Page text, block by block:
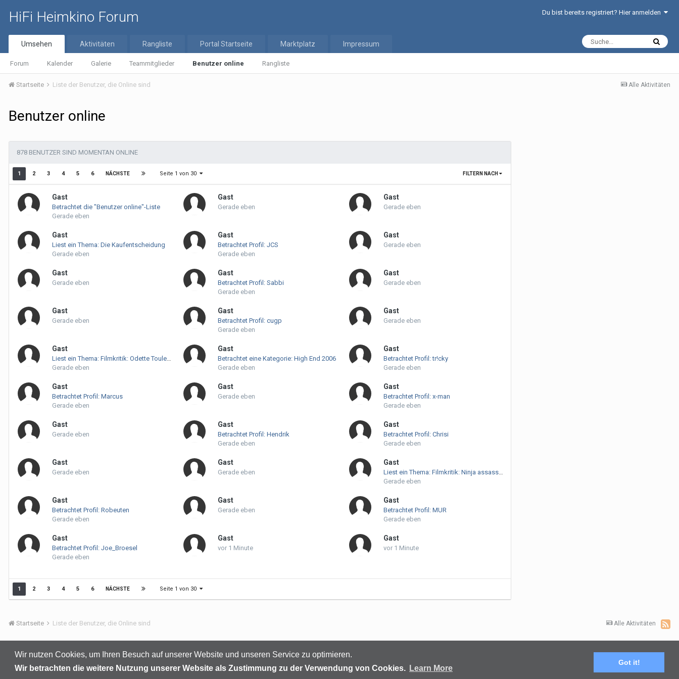
Wir nutzen Cookies, um Ihren Besuch auf unserer Website und unseren Service zu optimieren.
Wir betrachten die weitere Nutzung unserer Website als Zustimmung zu der Verwendung von Cookies. Learn More
Got it!
HiFi Heimkino Forum Du bist bereits registriert? Hier anmelden
Umsehen
Forum Kalender Galerie Teammitglieder Benutzer online Rangliste
Aktivitäten Rangliste Portal Startseite Marktplatz Impressum
Alle Aktivitäten
Startseite Liste der Benutzer, die Online sind
Benutzer online
878 BENUTZER SIND MOMENTAN ONLINE
FILTERN NACH
1 2 3 4 5 6 NÄCHSTE Seite 1 von 30
Gast
Betrachtet die "Benutzer online"-Liste
Gerade eben
Gast
Gerade eben
Gast
Gerade eben
Gast
Liest ein Thema: Die Kaufentscheidung
Gerade eben
Gast
Betrachtet Profil: JCS
Gerade eben
Gast
Gerade eben
Gast
Gerade eben
Gast
Betrachtet Profil: Sabbi
Gerade eben
Gast
Gerade eben
Gast
Gerade eben
Gast
Betrachtet Profil: cugp
Gerade eben
Gast
Gerade eben
Gast
Liest ein Thema: Filmkritik: Odette Toulemonde
Gerade eben
Gast
Betrachtet eine Kategorie: High End 2006
Gerade eben
Gast
Betrachtet Profil: tr!cky
Gerade eben
Gast
Betrachtet Profil: Marcus
Gerade eben
Gast
Gerade eben
Gast
Betrachtet Profil: x-man
Gerade eben
Gast
Gerade eben
Gast
Betrachtet Profil: Hendrik
Gerade eben
Gast
Betrachtet Profil: Chrisi
Gerade eben
Gast
Gerade eben
Gast
Gerade eben
Gast
Liest ein Thema: Filmkritik: Ninja assassin
Gerade eben
Gast
Betrachtet Profil: Robeuten
Gerade eben
Gast
Gerade eben
Gast
Betrachtet Profil: MUR
Gerade eben
Gast
Betrachtet Profil: Joe_Broesel
Gerade eben
Gast
vor 1 Minute
Gast
vor 1 Minute
1 2 3 4 5 6 NÄCHSTE Seite 1 von 30
Alle Aktivitäten
Startseite Liste der Benutzer, die Online sind
(C) audiomap.de
Powered by Invision Community